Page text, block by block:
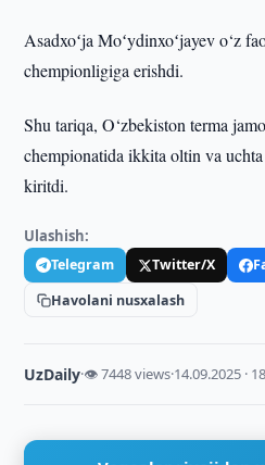
Asadxoʻja Moʻydinxoʻjayev o‘z
chempionligiga erishdi.
Shu tariqa, O‘zbekiston terma
chempionatida ikkita oltin va
kiritdi.
Ulashish:
Telegram Twitter/X
Havolani nusxalash
UzDaily·👁 7448 views·14.09.2025 ·